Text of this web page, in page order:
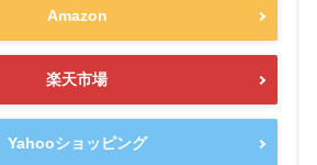
Amazon
楽天市場
Yahooショッピング